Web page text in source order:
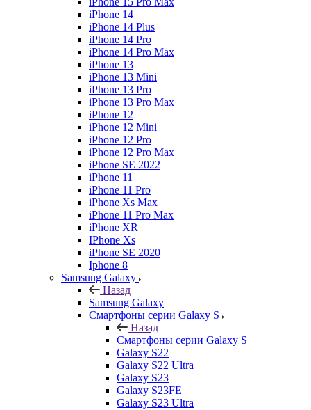
iPhone 14
iPhone 14 Plus
iPhone 14 Pro
iPhone 14 Pro Max
iPhone 13
iPhone 13 Mini
iPhone 13 Pro
iPhone 13 Pro Max
iPhone 12
iPhone 12 Mini
iPhone 12 Pro
iPhone 12 Pro Max
iPhone SE 2022
iPhone 11
iPhone 11 Pro
iPhone Xs Max
iPhone 11 Pro Max
iPhone XR
IPhone Xs
iPhone SE 2020
Iphone 8
Samsung Galaxy
Назад
Samsung Galaxy
Смартфоны серии Galaxy S
Назад
Смартфоны серии Galaxy S
Galaxy S22
Galaxy S22 Ultra
Galaxy S23
Galaxy S23FE
Galaxy S23 Ultra